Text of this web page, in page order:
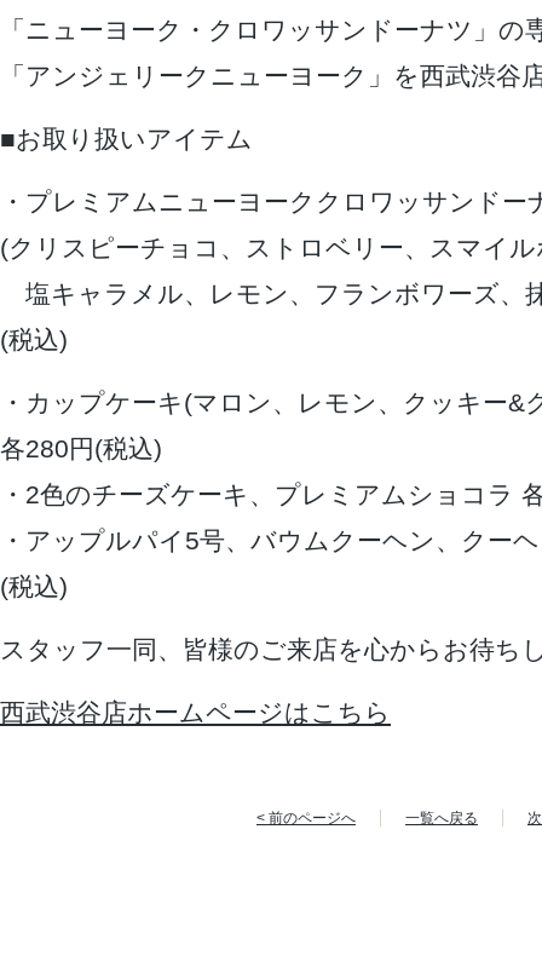
「ニューヨーク・クロワッサンドーナツ」の
「アンジェリークニューヨーク」を西武渋谷
■お取り扱いアイテム
・プレミアムニューヨーククロワッサンドー
(クリスピーチョコ、ストロベリー、スマイ
塩キャラメル、レモン、フランボワーズ、
(税込)
・カップケーキ(マロン、レモン、クッキー&
各280円(税込)
・2色のチーズケーキ、プレミアムショコラ
・アップルパイ5号、バウムクーヘン、クー
(税込)
スタッフ一同、皆様のご来店を心からお待ち
西武渋谷店ホームページはこちら
< 前のページへ 一覧へ戻る